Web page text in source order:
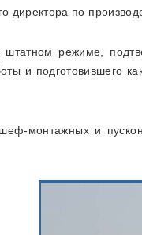
директора по
штатном режиме,
и подготовившего
монтажных и